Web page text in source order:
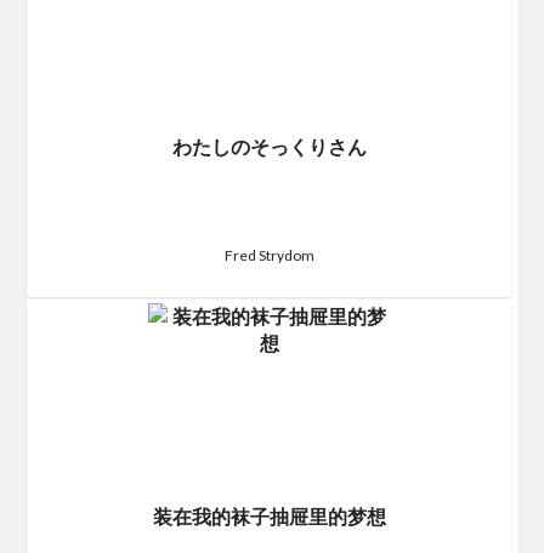
わたしのそっくりさん
Fred Strydom
装在我的袜子抽屉里的梦想